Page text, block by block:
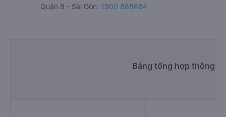
Quận 8 - Sài Gòn: 1900 888684
Bảng tổng hợp thông